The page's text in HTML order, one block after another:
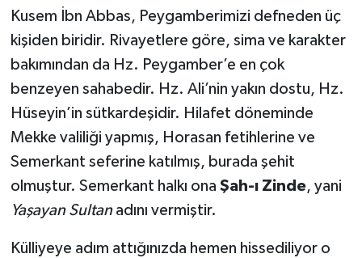
Kusem İbn Abbas, Peygamberimizi defneden üç
kişiden biridir. Rivayetlere göre, sima ve karakter
bakımından da Hz. Peygamber’e en çok
benzeyen sahabedir. Hz. Ali’nin yakın dostu, Hz.
Hüseyin’in sütkardeşidir. Hilafet döneminde
Mekke valiliği yapmış, Horasan fetihlerine ve
Semerkant seferine katılmış, burada şehit
olmuştur. Semerkant halkı ona Şah-ı Zinde, yani
Yaşayan Sultanadını vermiştir.
Külliyeye adım attığınızda hemen hissediliyor o